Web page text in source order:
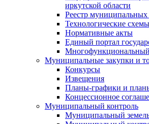
иркутской области
Реестр муниципальных
Технологические схемы
Нормативные акты
Единый портал
Муниципальные закупки и
Конкурсы
Извещения
Планы-графики и
Концессионное
Муниципальный контроль
Муниципальный